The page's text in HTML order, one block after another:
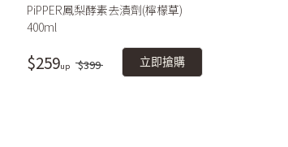
PiPPER鳳梨酵素去漬劑(檸檬草)
400ml
$259 $399 立即搶購